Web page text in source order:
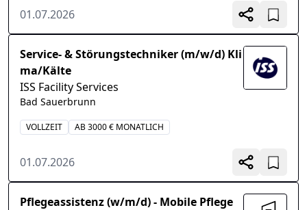
01.07.2026
Service- & Störungstechniker (m/w/d) Kli
ma/Kälte
ISS Facility Services
Bad Sauerbrunn
VOLLZEIT AB 3000 € MONATLICH
01.07.2026
Pflegeassistenz (w/m/d) - Mobile Pflege